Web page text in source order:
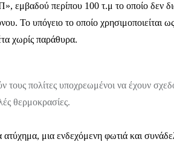
εμβαδού περίπου 100 τ.μ το οποίο δεν
Το υπόγειο το οποίο χρησιμοποιείται
χωρίς παράθυρα.
τους πολίτες υποχρεωμένοι να έχουν
θερμοκρασίες.
μια ενδεχόμενη φωτιά και